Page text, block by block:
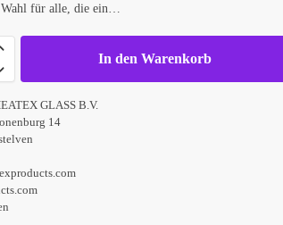
Wahl für alle, die ein…
In den Warenkorb
GLASS B.V.
14